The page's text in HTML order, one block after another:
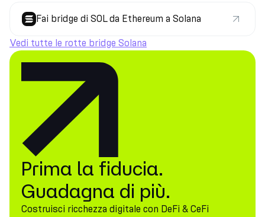
Fai bridge di SOL da Ethereum a Solana
Vedi tutte le rotte bridge Solana
Prima la fiducia.
Guadagna di più.
Costruisci ricchezza digitale con DeFi & CeFi